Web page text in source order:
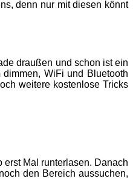
denn nur mit diesen könnt
draußen und schon ist ein
WiFi und Bluetooth
weitere kostenlose Tricks
Mal runterlasen. Danach
den Bereich aussuchen,